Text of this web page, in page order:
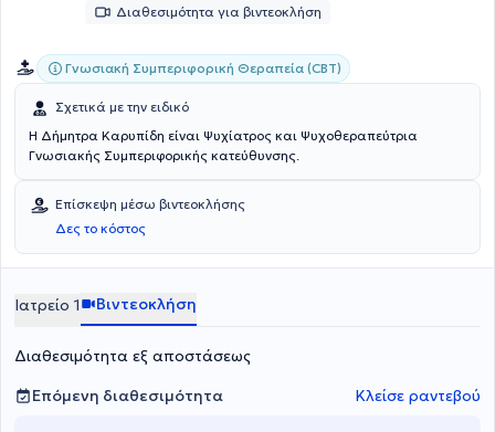
Διαθεσιμότητα για βιντεοκλήση
Γνωσιακή Συμπεριφορική Θεραπεία (CBT)
Σχετικά με την ειδικό
H Δήμητρα Καρυπίδη είναι Ψυχίατρος και Ψυχοθεραπεύτρια
Γνωσιακής Συμπεριφορικής κατεύθυνσης.
Επίσκεψη μέσω βιντεοκλήσης
Δες το κόστος
Ιατρείο 1 Βιντεοκλήση
Διαθεσιμότητα εξ αποστάσεως
Επόμενη διαθεσιμότητα
Κλείσε ραντεβού